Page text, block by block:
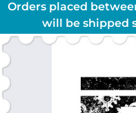
Orders placed
will be shipped